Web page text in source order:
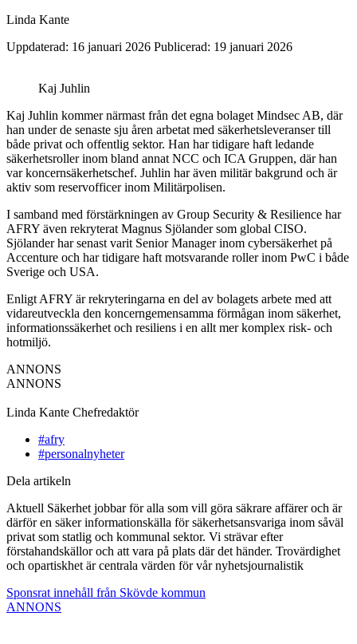
Linda Kante
Uppdaterad: 16 januari 2026 Publicerad: 19 januari 2026
Kaj Juhlin
Kaj Juhlin kommer närmast från det egna bolaget Mindsec AB, där
han under de senaste sju åren arbetat med säkerhetsleveranser till
både privat och offentlig sektor. Han har tidigare haft ledande
säkerhetsroller inom bland annat NCC och ICA Gruppen, där han
var koncernsäkerhetschef. Juhlin har även militär bakgrund och är
aktiv som reservofficer inom Militärpolisen.
I samband med förstärkningen av Group Security & Resilience har
AFRY även rekryterat Magnus Sjölander som global CISO.
Sjölander har senast varit Senior Manager inom cybersäkerhet på
Accenture och har tidigare haft motsvarande roller inom PwC i både
Sverige och USA.
Enligt AFRY är rekryteringarna en del av bolagets arbete med att
vidareutveckla den koncerngemensamma förmågan inom säkerhet,
informationssäkerhet och resiliens i en allt mer komplex risk- och
hotmiljö.
ANNONS
ANNONS
Linda Kante Chefredaktör
#afry
#personalnyheter
Dela artikeln
Aktuell Säkerhet jobbar för alla som vill göra säkrare affärer och är
därför en säker informationskälla för säkerhetsansvariga inom såväl
privat som statlig och kommunal sektor. Vi strävar efter
förstahandskällor och att vara på plats där det händer. Trovärdighet
och opartiskhet är centrala värden för vår nyhetsjournalistik
Sponsrat innehåll från Skövde kommun
ANNONS